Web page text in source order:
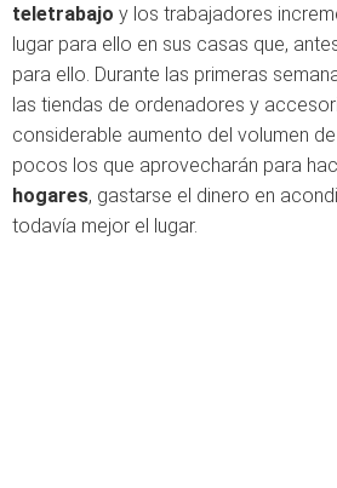
teletrabajo y los trabajadores
lugar para ello en sus casas que,
para ello. Durante las primeras
las tiendas de ordenadores y
considerable aumento del volumen
pocos los que aprovecharán para
hogares, gastarse el dinero en
todavía mejor el lugar.